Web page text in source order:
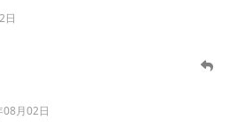
日
月02日